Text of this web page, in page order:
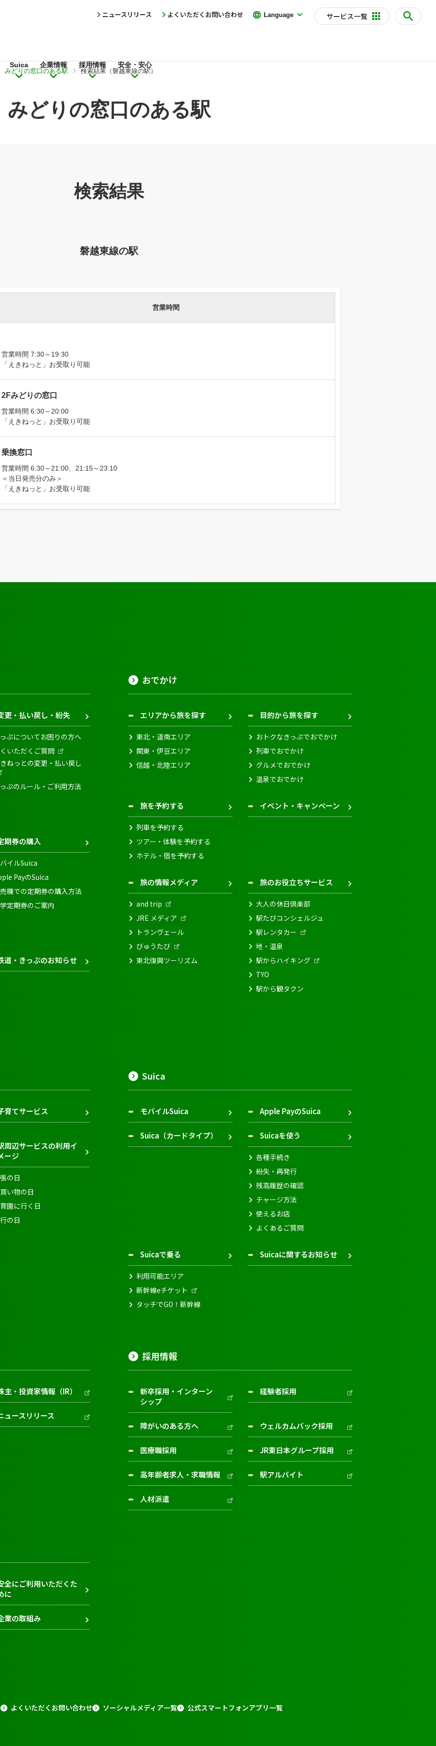
サービス一覧
Suica 企業情報 採用情報 安全・安心
Language
よくいただくお問い合わせ
ニュースリリース
みどりの窓口のある駅 検索結果（磐越東線の駅）
みどりの窓口のある駅
検索結果
磐越東線の駅
営業時間
営業時間 7:30～19:30
「えきねっと」お受取り可能
2Fみどりの窓口
営業時間 6:30～20:00
「えきねっと」お受取り可能
乗換窓口
営業時間 6:30～21:00、21:15～23:10
＜当日発売分のみ＞
「えきねっと」お受取り可能
更・払い戻し・紛失
ぷについてお困りの方へ
いただくご質問
ねっとの変更・払い戻し
ぷのルール・ご利用方法
期券の購入
イルSuica
PayのSuica
機での定期券の購入方法
定期券のご案内
道・きっぷのお知らせ
おでかけ
エリアから旅を探す
東北・道南エリア
関東・伊豆エリア
信越・北陸エリア
目的から旅を探す
おトクなきっぷでおでかけ
列車でおでかけ
グルメでおでかけ
温泉でおでかけ
旅を予約する
列車を予約する
ツアー・体験を予約する
ホテル・宿を予約する
イベント・キャンペーン
旅の情報メディア
and trip
JRE メディア
トランヴェール
びゅうたび
東北復興ツーリズム
旅のお役立ちサービス
大人の休日倶楽部
駅たびコンシェルジュ
駅レンタカー
地・温泉
駅からハイキング
TYO
駅から観タクン
育てサービス
周辺サービスの利用イ
ージ
の日
い物の日
園に行く日
の日
Suica
モバイルSuica Apple PayのSuica
Suica（カードタイプ） Suicaを使う
各種手続き
紛失・再発行
残高履歴の確認
チャージ方法
使えるお店
よくあるご質問
Suicaで乗る
利用可能エリア
新幹線eチケット
タッチでGO！新幹線
Suicaに関するお知らせ
主・投資家情報（IR）
ュースリリース
採用情報
新卒採用・インターン
シップ
経験者採用
障がいのある方へ ウェルカムバック採用
医療職採用 JR東日本グループ採用
高年齢者求人・求職情報 駅アルバイト
人材派遣
全にご利用いただくた
に
業の取組み
よくいただくお問い合わせ ソーシャルメディア一覧 公式スマートフォンアプリ一覧